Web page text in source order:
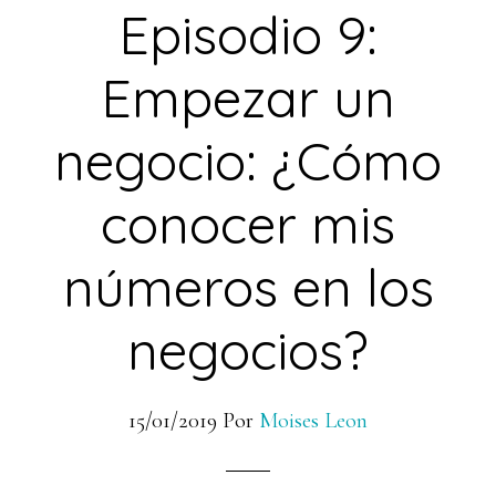
Episodio 9:
Empezar un
negocio: ¿Cómo
conocer mis
números en los
negocios?
15/01/2019 Por Moises Leon